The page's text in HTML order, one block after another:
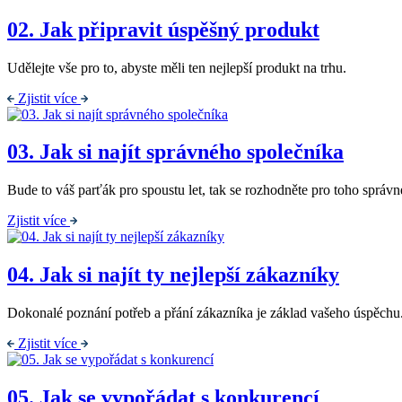
02. Jak připravit úspěšný produkt
Udělejte vše pro to, abyste měli ten nejlepší produkt na trhu.
Zjistit více
03. Jak si najít správného společníka
Bude to váš parťák pro spoustu let, tak se rozhodněte pro toho
Zjistit více
04. Jak si najít ty nejlepší zákazníky
Dokonalé poznání potřeb a přání zákazníka je základ vašeho úspěchu.
Zjistit více